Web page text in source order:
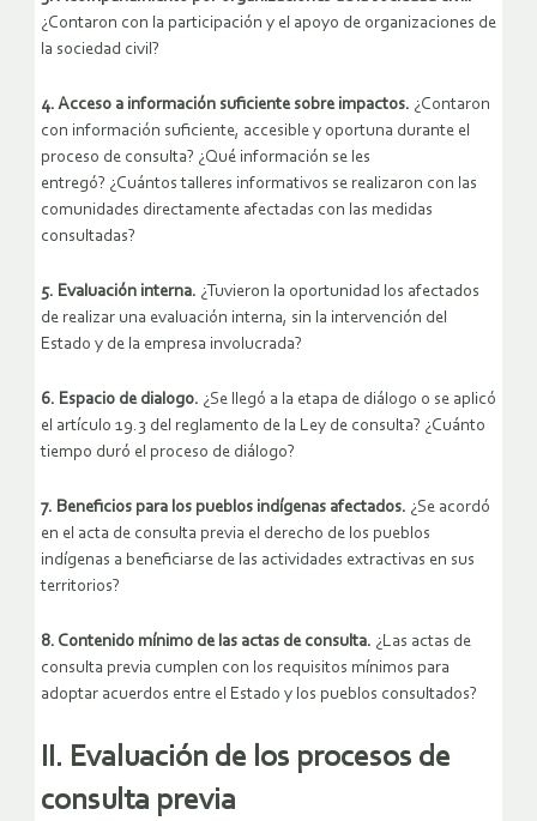
¿Contaron con la participación y el apoyo de organizaciones de
la sociedad civil?
4. Acceso a información suficiente sobre impactos. ¿Contaron
con información suficiente, accesible y oportuna durante el
proceso de consulta? ¿Qué información se les
entregó? ¿Cuántos talleres informativos se realizaron con las
comunidades directamente afectadas con las medidas
consultadas?
5. Evaluación interna. ¿Tuvieron la oportunidad los afectados
de realizar una evaluación interna, sin la intervención del
Estado y de la empresa involucrada?
6. Espacio de dialogo. ¿Se llegó a la etapa de diálogo o se aplicó
el artículo 19.3 del reglamento de la Ley de consulta? ¿Cuánto
tiempo duró el proceso de diálogo?
7. Beneficios para los pueblos indígenas afectados. ¿Se acordó
en el acta de consulta previa el derecho de los pueblos
indígenas a beneficiarse de las actividades extractivas en sus
territorios?
8. Contenido mínimo de las actas de consulta. ¿Las actas de
consulta previa cumplen con los requisitos mínimos para
adoptar acuerdos entre el Estado y los pueblos consultados?
II. Evaluación de los procesos de
consulta previa